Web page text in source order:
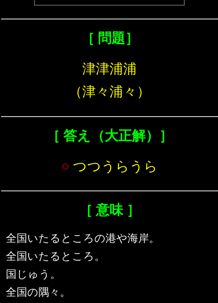
［ 問題］
津津浦浦
（津々浦々）
［ 答え（大正解）］
○ つつうらうら
［ 意味 ］
全国いたるところの港や海岸。
全国いたるところ。
国じゅう。
全国の隅々。